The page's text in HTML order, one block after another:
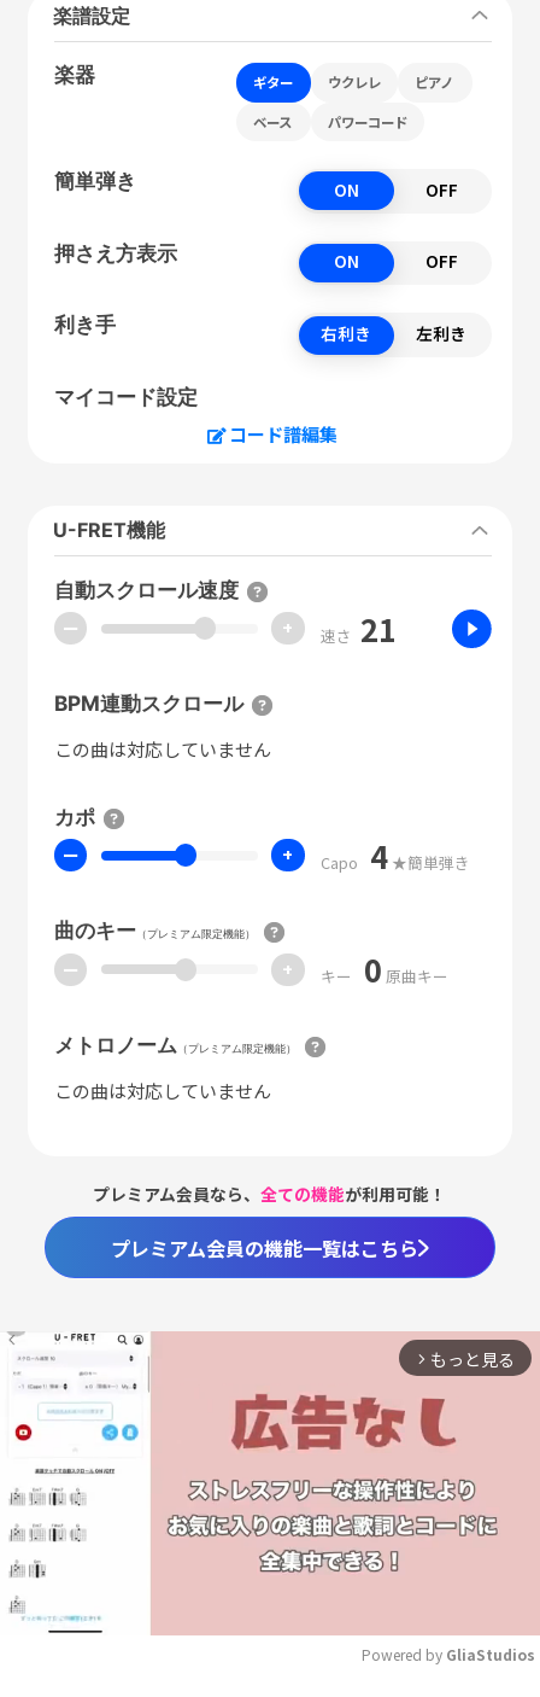
楽譜設定
楽器 ギター ウクレレ ピアノ
ベース パワーコード
簡単弾き ON OFF
押さえ方表示 ON OFF
利き手 右利き 左利き
マイコード設定
コード譜編集
U-FRET機能
自動スクロール速度
ー + 速さ 21
BPM連動スクロール
この曲は対応していません
カポ
ー + Capo 4 ★簡単弾き
曲のキー（プレミアム限定機能）
ー + キー 0 原曲キー
メトロノーム （プレミアム限定機能）
この曲は対応していません
プレミアム会員なら、全ての機能が利用可能！
プレミアム会員の機能一覧はこちら
arrow_forward_ios もっと見る
Powered by GliaStudios